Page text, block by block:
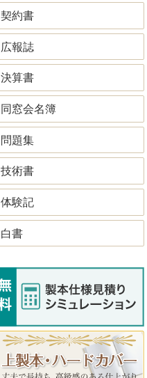
契約書
広報誌
決算書
同窓会名簿
問題集
技術書
体験記
白書